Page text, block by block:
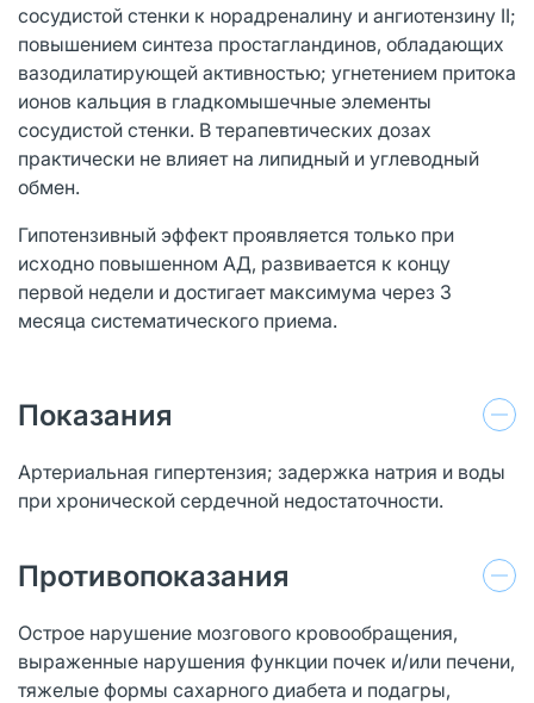
сосудистой стенки к норадреналину и ангиотензину II;
повышением синтеза простагландинов, обладающих
вазодилатирующей активностью; угнетением притока
ионов кальция в гладкомышечные элементы
сосудистой стенки. В терапевтических дозах
практически не влияет на липидный и углеводный
обмен.
Гипотензивный эффект проявляется только при
исходно повышенном АД, развивается к концу
первой недели и достигает максимума через 3
месяца систематического приема.
Показания
Артериальная гипертензия; задержка натрия и воды
при хронической сердечной недостаточности.
Противопоказания
Острое нарушение мозгового кровообращения,
выраженные нарушения функции почек и/или печени,
тяжелые формы сахарного диабета и подагры,